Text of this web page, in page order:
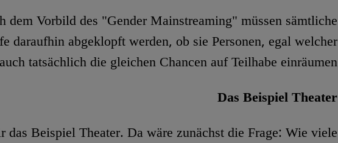
dem Vorbild des "Gender Mainstreaming" müssen sämtliche
daraufhin abgeklopft werden, ob sie Personen, egal welcher
tatsächlich die gleichen Chancen auf Teilhabe einräumen.
Das Beispiel Theater
das Beispiel Theater. Da wäre zunächst die Frage: Wie viele